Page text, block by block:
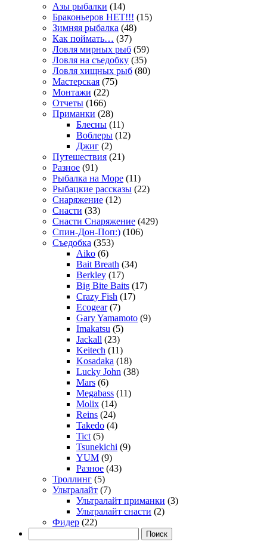
Азы рыбалки (14)
Браконьеров НЕТ!!! (15)
Зимняя рыбалка (48)
Как поймать… (37)
Ловля мирных рыб (59)
Ловля на съедобку (35)
Ловля хищных рыб (80)
Мастерская (75)
Монтажи (22)
Отчеты (166)
Приманки (28)
Блесны (11)
Воблеры (12)
Джиг (2)
Путешествия (21)
Разное (91)
Рыбалка на Море (11)
Рыбацкие рассказы (22)
Снаряжение (12)
Снасти (33)
Снасти Снаряжение (429)
Спин-Дон-Поп:) (106)
Съедобка (353)
Aiko (6)
Bait Breath (34)
Berkley (17)
Big Bite Baits (17)
Crazy Fish (17)
Ecogear(7)
Gary Yamamoto (9)
Imakatsu (5)
Jackall (23)
Keitech (11)
Kosadaka (18)
Lucky John (38)
Mars (6)
Megabass (11)
Molix (14)
Reins (24)
Takedo (4)
Tict (5)
Tsunekichi (9)
YUM (9)
Разное (43)
Троллинг (5)
Ультралайт (7)
Ультралайт приманки (3)
Ультралайт снасти (2)
Фидер (22)